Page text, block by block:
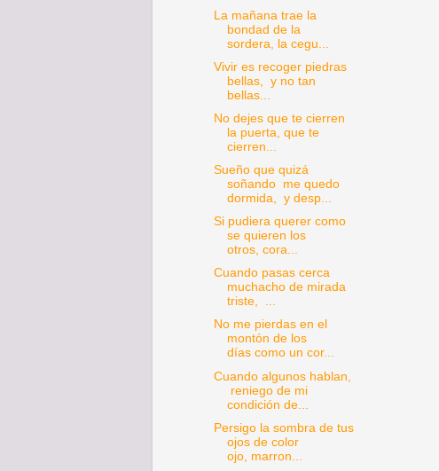
La mañana trae la
bondad de la
sordera, la cegu...
Vivir es recoger piedras
bellas, y no tan
bellas...
No dejes que te cierren
la puerta, que te
cierren...
Sueño que quizá
soñando me quedo
dormida, y desp...
Si pudiera querer como
se quieren los
otros, cora...
Cuando pasas cerca
muchacho de mirada
triste, ...
No me pierdas en el
montón de los
días como un cor...
Cuando algunos hablan,
reniego de mi
condición de...
Persigo la sombra de tus
ojos de color
ojo, marron...